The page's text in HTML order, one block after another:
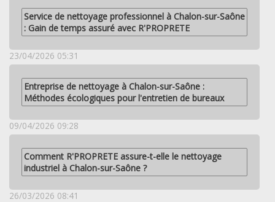
Service de nettoyage professionnel à Chalon-sur-Saône
: Gain de temps assuré avec R'PROPRETE
23/04/2026 05:31
Entreprise de nettoyage à Chalon-sur-Saône :
Méthodes écologiques pour l'entretien de bureaux
09/04/2026 09:28
Comment R'PROPRETE assure-t-elle le nettoyage
industriel à Chalon-sur-Saône ?
26/03/2026 08:41